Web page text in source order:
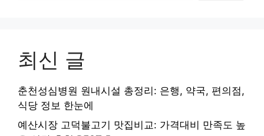
최신 글
춘천성심병원 원내시설 총정리: 은행, 약국, 편의점,
식당 정보 한눈에
예산시장 고덕불고기 맛집비교: 가격대비 만족도 높